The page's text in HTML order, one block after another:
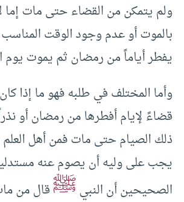
ولم يتمكن من القضاء حتى مات إما
بالموت أو عدم وجود الوقت
يفطر أياماً من رمضان ثم يموت يوم
وأما المختلف في طلبه فهو ما إذا
قضاءً لإيام أفطرها من رمضان أو
ذلك الصيام حتى مات فمن أهل
يجب على وليه أن يصوم عنه
الصحيحين أن النبيﷺقال من